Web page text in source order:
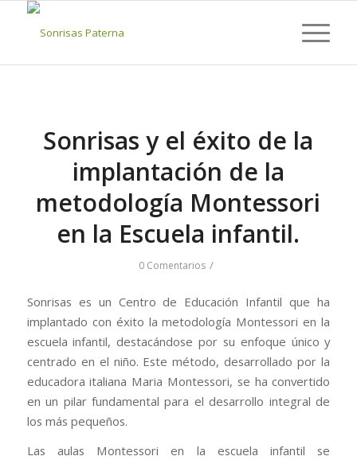
Sonrisas y el éxito de la
implantación de la
metodología Montessori
en la Escuela infantil.
0 Comentarios /
Sonrisas es un Centro de Educación Infantil que ha
implantado con éxito la metodología Montessori en la
escuela infantil, destacándose por su enfoque único y
centrado en el niño. Este método, desarrollado por la
educadora italiana Maria Montessori, se ha convertido
en un pilar fundamental para el desarrollo integral de
los más pequeños.
Las aulas Montessori en la escuela infantil se